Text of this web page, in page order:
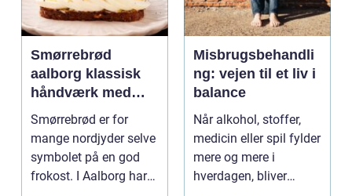
Smørrebrød
aalborg klassisk
håndværk med
moderne twist
Smørrebrød er for
mange nordjyder selve
symbolet på en god
frokost. I Aalborg har
Misbrugsbehandli
ng: vejen til et liv i
balance
Når alkohol, stoffer,
medicin eller spil fylder
mere og mere i
hverdagen, bliver